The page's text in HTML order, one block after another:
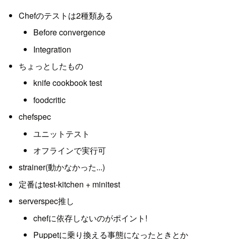
Chefのテストは2種類ある
Before convergence
Integration
ちょっとしたもの
knife cookbook test
foodcritic
chefspec
ユニットテスト
オフラインで実行可
strainer(動かなかった...)
定番はtest-kitchen + minitest
serverspec推し
chefに依存しないのがポイント!
Puppetに乗り換える事態になったときとか